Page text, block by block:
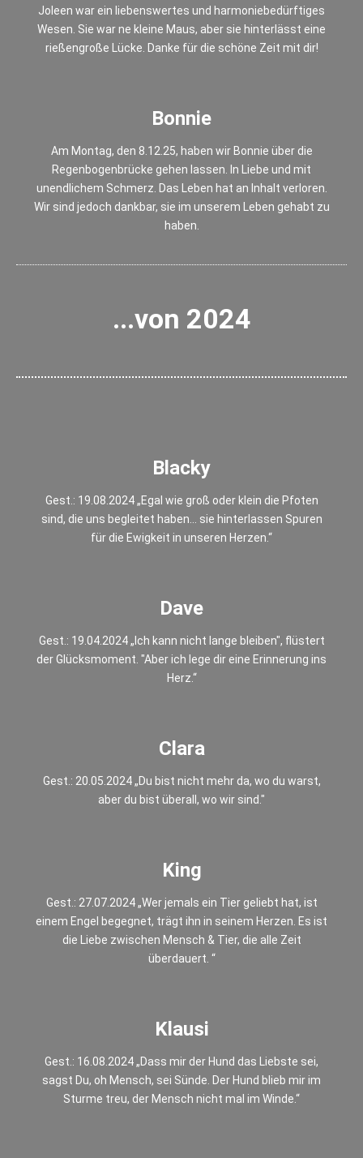
Joleen war ein liebenswertes und harmoniebedürftiges
Wesen. Sie war ne kleine Maus, aber sie hinterlässt eine
rießengroße Lücke. Danke für die schöne Zeit mit dir!
Bonnie
Am Montag, den 8.12.25, haben wir Bonnie über die
Regenbogenbrücke gehen lassen. In Liebe und mit
unendlichem Schmerz. Das Leben hat an Inhalt verloren.
Wir sind jedoch dankbar, sie im unserem Leben gehabt zu
haben.
...von 2024
Blacky
Gest.: 19.08.2024 „Egal wie groß oder klein die Pfoten
sind, die uns begleitet haben... sie hinterlassen Spuren
für die Ewigkeit in unseren Herzen.“
Dave
Gest.: 19.04.2024 „Ich kann nicht lange bleiben", flüstert
der Glücksmoment. "Aber ich lege dir eine Erinnerung ins
Herz.“
Clara
Gest.: 20.05.2024 „Du bist nicht mehr da, wo du warst,
aber du bist überall, wo wir sind."
King
Gest.: 27.07.2024 „Wer jemals ein Tier geliebt hat, ist
einem Engel begegnet, trägt ihn in seinem Herzen. Es ist
die Liebe zwischen Mensch & Tier, die alle Zeit
überdauert. “
Klausi
Gest.: 16.08.2024 „Dass mir der Hund das Liebste sei,
sagst Du, oh Mensch, sei Sünde. Der Hund blieb mir im
Sturme treu, der Mensch nicht mal im Winde.“